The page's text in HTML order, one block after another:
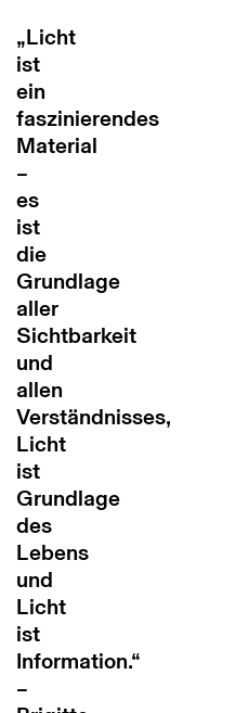
„ Licht
ist
ein
faszinierendes
Material
–
es
ist
die
Grundlage
aller
Sichtbarkeit
und
allen
Verständnisses,
Licht
ist
Grundlage
des
Lebens
und
Licht
ist
Information.“
–